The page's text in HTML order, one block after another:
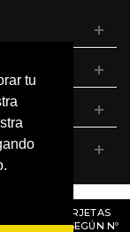
tu
Y TARJETAS
VARIAR SEGÚN Nº